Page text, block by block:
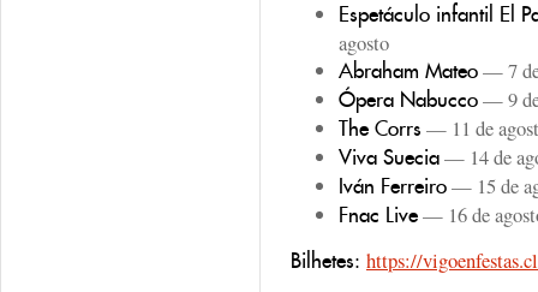
Espetáculo infantil El
agosto
Abraham Mateo— 7
Ópera Nabucco— 9
The Corrs — 11 de
Viva Suecia— 14 de
Iván Ferreiro— 15 de
Fnac Live— 16 de
Bilhetes: https://